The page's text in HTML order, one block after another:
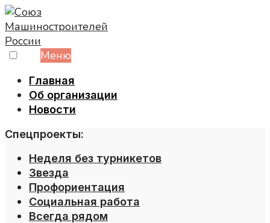
Skip
to
content
Меню
Главная
Об организации
Новости
Спецпроекты:
Неделя без турникетов
Звезда
Профориентация
Социальная работа
Всегда рядом